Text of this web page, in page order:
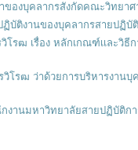
ของบุคลากรสังกัดคณะวิทยาศ
ฏิบัติงานของบุคลากรสายปฏิบั
รฒ เรื่อง หลักเกณฑ์เเละวิธี
โรฒ ว่าด้วยการบริหารงาน
กงานมหาวิทยาลัยสายปฏิบัติก